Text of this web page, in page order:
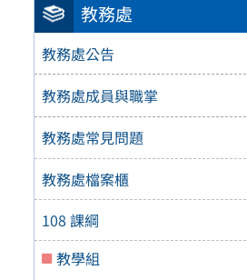
教務處
教務處公告
教務處成員與職掌
教務處常見問題
教務處檔案櫃
108 課綱
教學組